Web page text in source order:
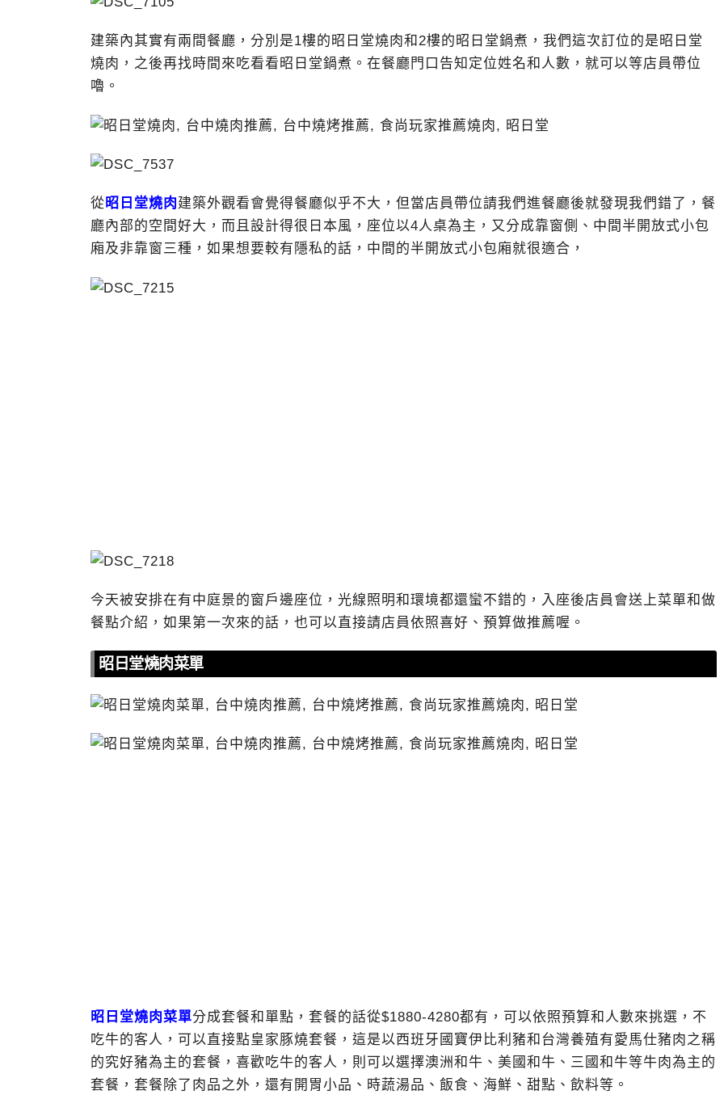
建築內其實有兩間餐廳，分別是1樓的昭日堂燒肉和2樓的昭日堂鍋煮，我們這次訂位的是昭日堂
燒肉，之後再找時間來吃看看昭日堂鍋煮。在餐廳門口告知定位姓名和人數，就可以等店員帶位
嚕。
從昭日堂燒肉建築外觀看會覺得餐廳似乎不大，但當店員帶位請我們進餐廳後就發現我們錯了，餐
廳內部的空間好大，而且設計得很日本風，座位以4人桌為主，又分成靠窗側、中間半開放式小包
廂及非靠窗三種，如果想要較有隱私的話，中間的半開放式小包廂就很適合，
今天被安排在有中庭景的窗戶邊座位，光線照明和環境都還蠻不錯的，入座後店員會送上菜單和做
餐點介紹，如果第一次來的話，也可以直接請店員依照喜好、預算做推薦喔。
昭日堂燒肉菜單
昭日堂燒肉菜單分成套餐和單點，套餐的話從$1880-4280都有，可以依照預算和人數來挑選，不
吃牛的客人，可以直接點皇家豚燒套餐，這是以西班牙國寶伊比利豬和台灣養殖有愛馬仕豬肉之稱
的究好豬為主的套餐，喜歡吃牛的客人，則可以選擇澳洲和牛、美國和牛、三國和牛等牛肉為主的
套餐，套餐除了肉品之外，還有開胃小品、時蔬湯品、飯食、海鮮、甜點、飲料等。